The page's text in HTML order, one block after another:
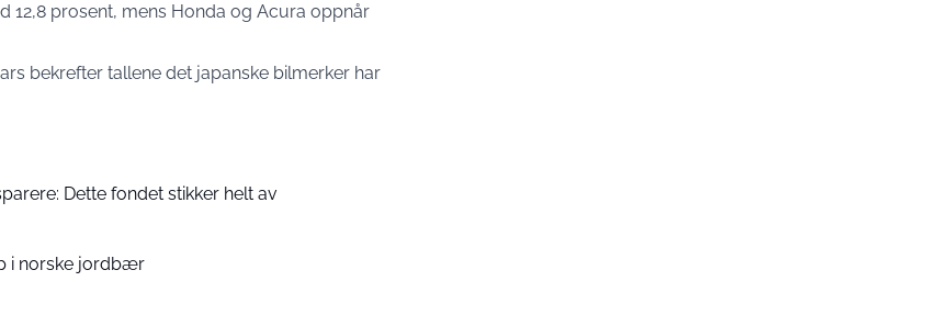
12,8 prosent, mens Honda og Acura oppnår
bekrefter tallene det japanske bilmerker har
Dette fondet stikker helt av
i norske jordbær